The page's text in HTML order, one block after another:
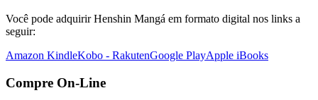
Você pode adquirir Henshin Mangá em formato digital nos links a
seguir:
Amazon KindleKobo - RakutenGoogle PlayApple iBooks
Compre On-Line